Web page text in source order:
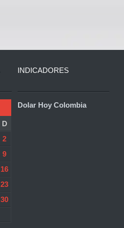
D
2
9
16
23
30
INDICADORES
Dolar Hoy Colombia